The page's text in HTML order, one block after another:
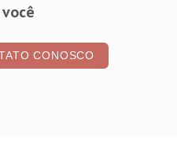
CONOSCO